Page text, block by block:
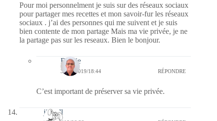
Pour moi personnelment je suis sur des réseaux sociaux
pour partager mes recettes et mon savoir-fur les réseaux
sociaux . j’ai des personnes qui me suivent et je suis
bien contente de mon partage Mais ma vie privée, je ne
la partage pas sur les reseaux. Bien le bonjour.
Bernie
30/12/2019/18:44 RÉPONDRE
C’est important de préserver sa vie privée.
jill bill